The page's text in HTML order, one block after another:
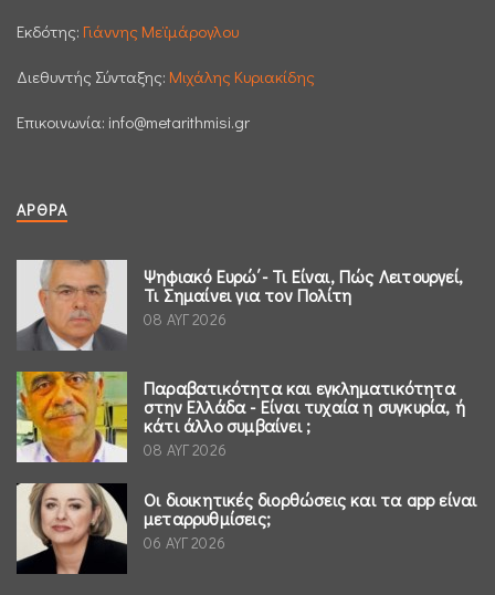
Εκδότης: Γιάννης Μεϊμάρογλου
Διεθυντής Σύνταξης: Μιχάλης Κυριακίδης
Επικοινωνία: info@metarithmisi.gr
ΆΡΘΡΑ
Ψηφιακό Ευρώ΄- Τι Είναι, Πώς Λειτουργεί,
Τι Σημαίνει για τον Πολίτη
08 ΑΥΓ 2026
Παραβατικότητα και εγκληματικότητα
στην Ελλάδα - Είναι τυχαία η συγκυρία, ή
κάτι άλλο συμβαίνει ;
08 ΑΥΓ 2026
Οι διοικητικές διορθώσεις και τα app είναι
μεταρρυθμίσεις;
06 ΑΥΓ 2026